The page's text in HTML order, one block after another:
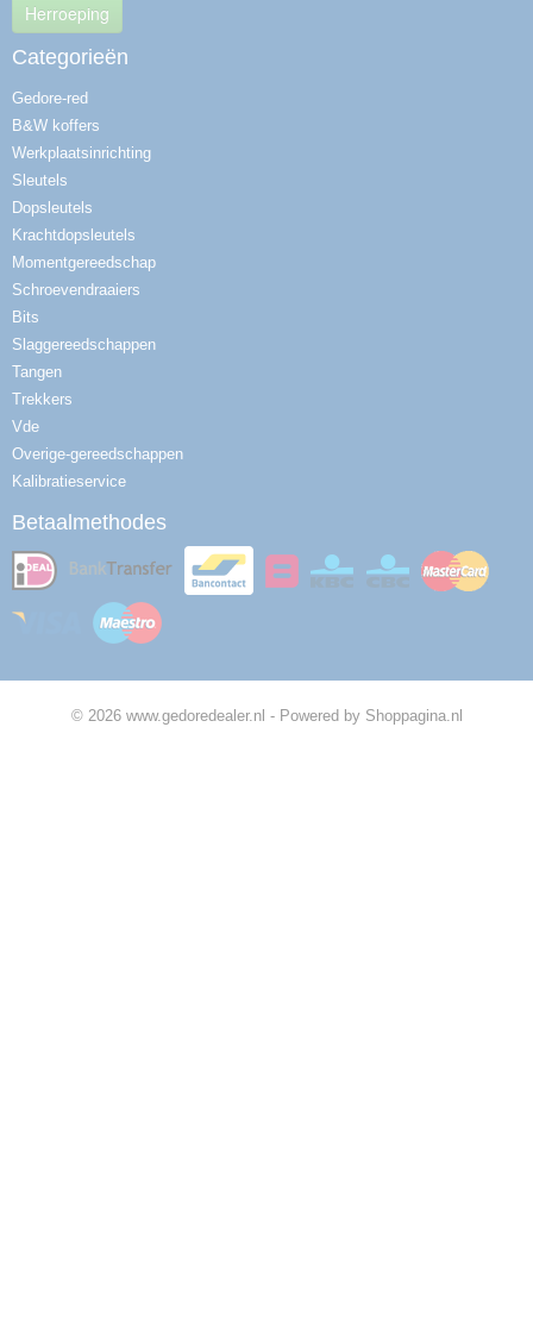
Herroeping
Categorieën
Gedore-red
B&W koffers
Werkplaatsinrichting
Sleutels
Dopsleutels
Krachtdopsleutels
Momentgereedschap
Schroevendraaiers
Bits
Slaggereedschappen
Tangen
Trekkers
Vde
Overige-gereedschappen
Kalibratieservice
Betaalmethodes
© 2026 www.gedoredealer.nl - Powered by Shoppagina.nl